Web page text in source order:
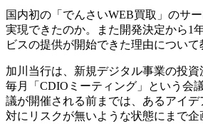
国内初の「でんさいWEB買取」のサ
実現できたのか。また開発決定から1
ビスの提供が開始できた理由について
加川 当行は、新規デジタル事業の投資
毎月「CDIOミーティング」という会
議が開催される前までは、あるアイ
対にリスクが無いような状態にまで